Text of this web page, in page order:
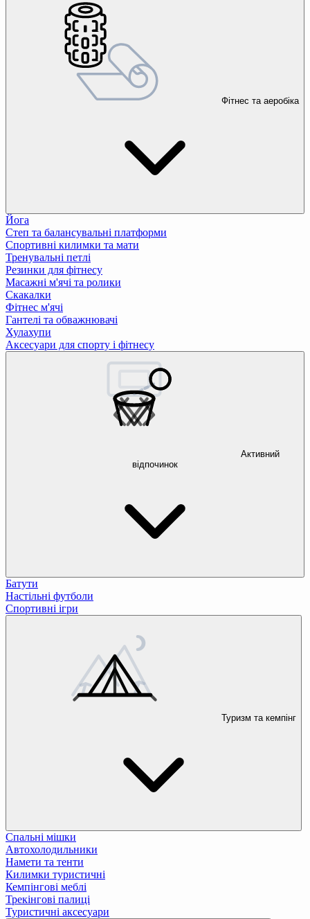
Фітнес та аеробіка
Йога
Степ та балансувальні платформи
Спортивні килимки та мати
Тренувальні петлі
Резинки для фітнесу
Масажні м'ячі та ролики
Скакалки
Фітнес м'ячі
Гантелі та обважнювачі
Хулахупи
Аксесуари для спорту і фітнесу
Активний
відпочинок
Батути
Настільні футболи
Спортивні ігри
Туризм та кемпінг
Спальні мішки
Автохолодильники
Намети та тенти
Килимки туристичні
Кемпінгові меблі
Трекінгові палиці
Туристичні аксесуари